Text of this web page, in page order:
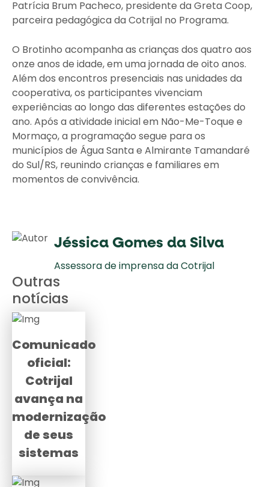
Patrícia Brum Pacheco, presidente da Greta Coop,
parceira pedagógica da Cotrijal no Programa.
O Brotinho acompanha as crianças dos quatro aos
onze anos de idade, em uma jornada de oito anos.
Além dos encontros presenciais nas unidades da
cooperativa, os participantes vivenciam
experiências ao longo das diferentes estações do
ano. Após a atividade inicial em Não-Me-Toque e
Mormaço, a programação segue para os
municípios de Água Santa e Almirante Tamandaré
do Sul/RS, reunindo crianças e familiares em
momentos de convivência.
Jéssica Gomes da Silva
Assessora de imprensa da Cotrijal
Outras
notícias
Comunicado
oficial:
Cotrijal
avança na
modernização
de seus
sistemas